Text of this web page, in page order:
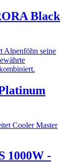
Black
Alpenföhn seine
Cooler Master
1000W -